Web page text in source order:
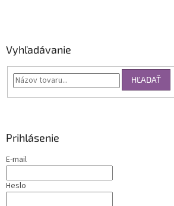
Vyhľadávanie
HĽADAŤ
Prihlásenie
E-mail
Heslo